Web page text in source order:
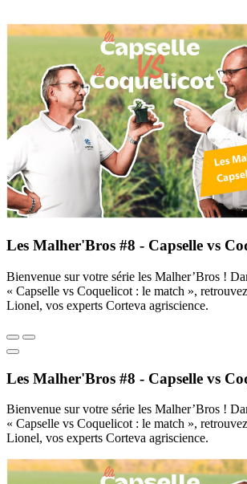
Les Malher'Bros #8 - Capselle vs
Bienvenue sur votre série les Malher’Bros !
« Capselle vs Coquelicot : le match »,
Lionel, vos experts Corteva agriscience.
Les Malher'Bros #8 - Capselle vs
Bienvenue sur votre série les Malher’Bros !
« Capselle vs Coquelicot : le match »,
Lionel, vos experts Corteva agriscience.